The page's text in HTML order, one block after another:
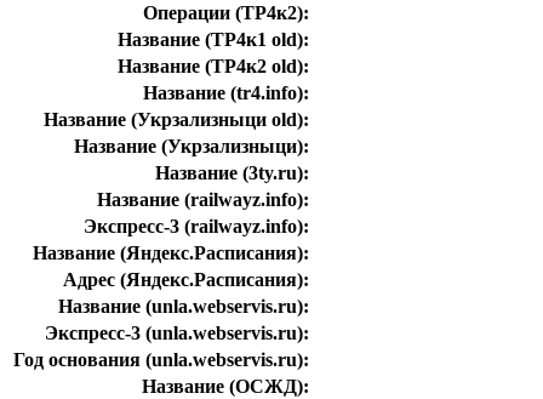
Операции (ТР4к2):
Название (ТР4к1 old):
Название (ТР4к2 old):
Название (tr4.info):
Название (Укрзализныци old):
Название (Укрзализныци):
Название (3ty.ru):
Название (railwayz.info):
Экспресс-3 (railwayz.info):
Название (Яндекс.Расписания):
Адрес (Яндекс.Расписания):
Название (unla.webservis.ru):
Экспресс-3 (unla.webservis.ru):
Год основания (unla.webservis.ru):
Название (ОСЖД):